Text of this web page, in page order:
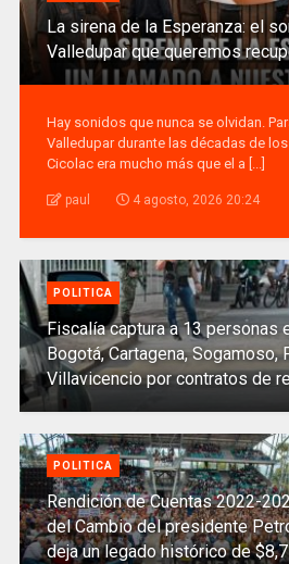
La sirena de la Esperanza: el
Valledupar que queremos
Hay sonidos que nunca se olvidan.
Valledupar durante las décadas de los
Cicolac era mucho más que el a [...]
paul 4 agosto, 2026 20:24
POLITICA
Fiscalía captura a 13 personas
Bogotá, Cartagena, Sogamoso,
Villavicencio por contratos de
POLITICA
Rendición de Cuentas 2022-
del Cambio del presidente
deja un legado histórico de